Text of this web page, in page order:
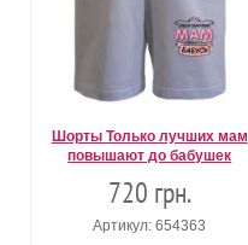
Шорты Только лучших мам
повышают до бабушек
720 грн.
Артикул: 654363